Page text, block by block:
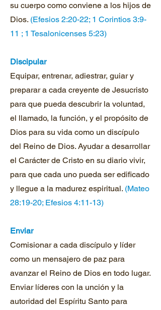
su cuerpo como conviene a los hijos de
Dios. (Efesios 2:20-22; 1 Corintios 3:9-
11 ; 1 Tesalonicenses 5:23)
Discipular
Equipar, entrenar, adiestrar, guiar y
preparar a cada creyente de Jesucristo
para que pueda descubrir la voluntad,
el llamado, la función, y el propósito de
Dios para su vida como un discípulo
del Reino de Dios. Ayudar a desarrollar
el Carácter de Cristo en su diario vivir,
para que cada uno pueda ser edificado
y llegue a la madurez espiritual. (Mateo
28:19-20; Efesios 4:11-13)
Enviar
Comisionar a cada discípulo y líder
como un mensajero de paz para
avanzar el Reino de Dios en todo lugar.
Enviar líderes con la unción y la
autoridad del Espíritu Santo para